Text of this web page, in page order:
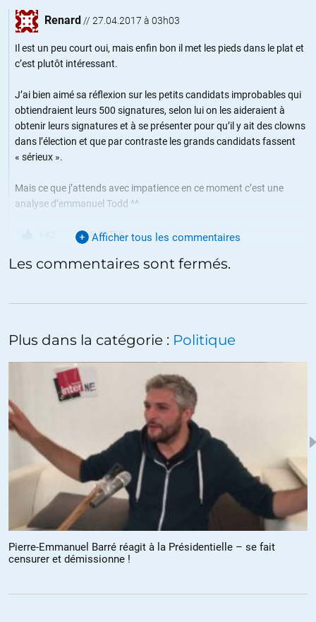
Renard // 27.04.2017 à 03h03
Il est un peu court oui, mais enfin bon il met les pieds dans le plat et
c’est plutôt intéressant.
J’ai bien aimé sa réflexion sur les petits candidats improbables qui
obtiendraient leurs 500 signatures, selon lui on les aideraient à
obtenir leurs signatures et à se présenter pour qu’il y ait des clowns
dans l’élection et que par contraste les grands candidats fassent
« sérieux ».
Mais ce que j’attends avec impatience en ce moment c’est une
analyse d’emmanuel Todd ^^
ALERTER
Homère d’Allore//27.04.2017 à 08h07
+24
27.04.2017 à 11h24
C’est aussi de la faute de ces gens là qu’on en est la aujourd’hui.
Mais qui servent-ils et à quoi servent-ils ?
+9
Bouddha Vert//27.04.2017 à 22h58
Faire que 20% des votants ne gonflent pas les outsiders.
Afficher tous les commentaires
Les commentaires sont fermés.
Plus dans la catégorie : Politique
Pierre-Emmanuel Barré réagit à la Présidentielle – se fait
censurer et démissionne !